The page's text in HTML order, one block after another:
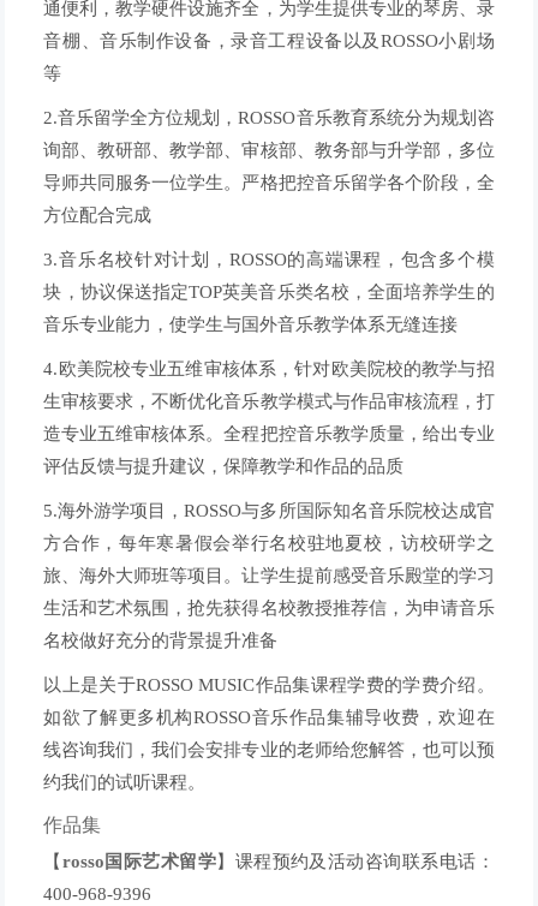
通便利，教学硬件设施齐全，为学生提供专业的琴房、录
音棚、音乐制作设备，录音工程设备以及ROSSO小剧场
等
2.音乐留学全方位规划，ROSSO音乐教育系统分为规划咨
询部、教研部、教学部、审核部、教务部与升学部，多位
导师共同服务一位学生。严格把控音乐留学各个阶段，全
方位配合完成
3.音乐名校针对计划，ROSSO的高端课程，包含多个模
块，协议保送指定TOP英美音乐类名校，全面培养学生的
音乐专业能力，使学生与国外音乐教学体系无缝连接
4.欧美院校专业五维审核体系，针对欧美院校的教学与招
生审核要求，不断优化音乐教学模式与作品审核流程，打
造专业五维审核体系。全程把控音乐教学质量，给出专业
评估反馈与提升建议，保障教学和作品的品质
5.海外游学项目，ROSSO与多所国际知名音乐院校达成官
方合作，每年寒暑假会举行名校驻地夏校，访校研学之
旅、海外大师班等项目。让学生提前感受音乐殿堂的学习
生活和艺术氛围，抢先获得名校教授推荐信，为申请音乐
名校做好充分的背景提升准备
以上是关于ROSSO MUSIC作品集课程学费的学费介绍。
如欲了解更多机构ROSSO音乐作品集辅导收费，欢迎在
线咨询我们，我们会安排专业的老师给您解答，也可以预
约我们的试听课程。
作品集
【 rosso国际艺术留学】课程预约及活动咨询联系电话：
400-968-9396